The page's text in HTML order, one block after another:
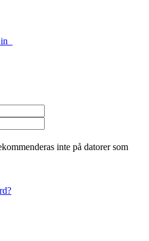
inte på datorer som